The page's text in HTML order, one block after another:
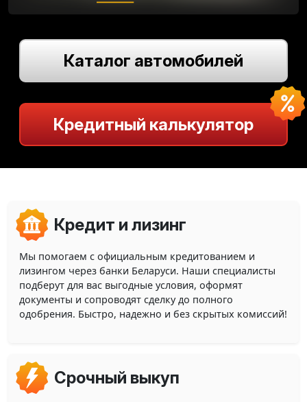
Кредит и лизинг
Мы помогаем с официальным кредитованием и
лизингом через банки Беларуси. Наши специалисты
подберут для вас выгодные условия, оформят
документы и сопроводят сделку до полного
одобрения. Быстро, надежно и без скрытых комиссий!
Срочный выкуп